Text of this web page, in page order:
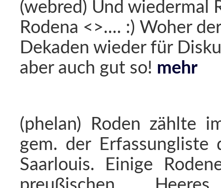
(webred) Und wiedermal
Rodena <>.... :) Woher
Dekaden wieder für
aber auch gut so! mehr
(phelan) Roden zählte
gem. der Erfassungliste
Saarlouis. Einige